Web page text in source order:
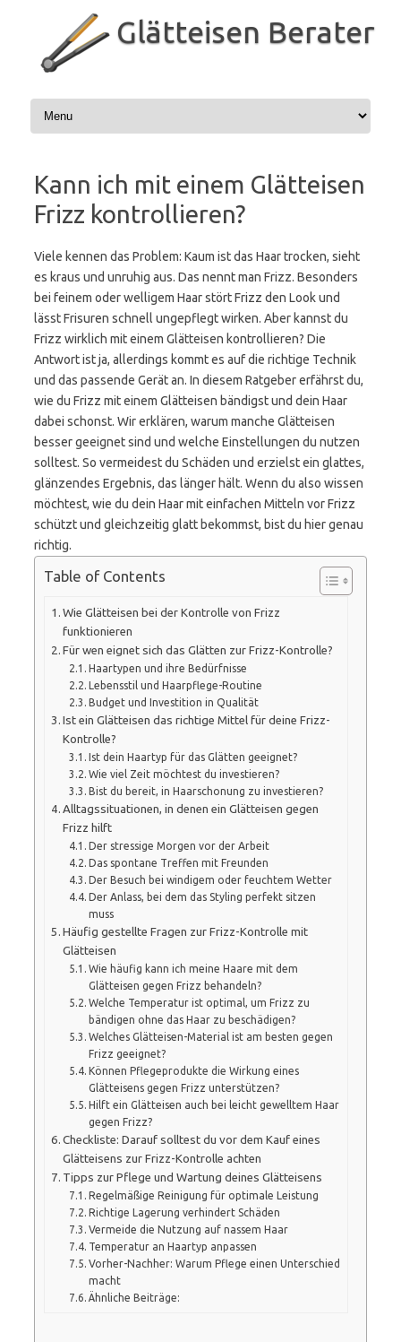
Glätteisen Berater
Kann ich mit einem Glätteisen
Frizz kontrollieren?
Viele kennen das Problem: Kaum ist das Haar trocken, sieht
es kraus und unruhig aus. Das nennt man Frizz. Besonders
bei feinem oder welligem Haar stört Frizz den Look und
lässt Frisuren schnell ungepflegt wirken. Aber kannst du
Frizz wirklich mit einem Glätteisen kontrollieren? Die
Antwort ist ja, allerdings kommt es auf die richtige Technik
und das passende Gerät an. In diesem Ratgeber erfährst du,
wie du Frizz mit einem Glätteisen bändigst und dein Haar
dabei schonst. Wir erklären, warum manche Glätteisen
besser geeignet sind und welche Einstellungen du nutzen
solltest. So vermeidest du Schäden und erzielst ein glattes,
glänzendes Ergebnis, das länger hält. Wenn du also wissen
möchtest, wie du dein Haar mit einfachen Mitteln vor Frizz
schützt und gleichzeitig glatt bekommst, bist du hier genau
richtig.
Table of Contents
Wie Glätteisen bei der Kontrolle von Frizz
funktionieren
Für wen eignet sich das Glätten zur Frizz-Kontrolle?
Haartypen und ihre Bedürfnisse
Lebensstil und Haarpflege-Routine
Budget und Investition in Qualität
Ist ein Glätteisen das richtige Mittel für deine Frizz-
Kontrolle?
Ist dein Haartyp für das Glätten geeignet?
Wie viel Zeit möchtest du investieren?
Bist du bereit, in Haarschonung zu investieren?
Alltagssituationen, in denen ein Glätteisen gegen
Frizz hilft
Der stressige Morgen vor der Arbeit
Das spontane Treffen mit Freunden
Der Besuch bei windigem oder feuchtem Wetter
Der Anlass, bei dem das Styling perfekt sitzen
muss
Häufig gestellte Fragen zur Frizz-Kontrolle mit
Glätteisen
Wie häufig kann ich meine Haare mit dem
Glätteisen gegen Frizz behandeln?
Welche Temperatur ist optimal, um Frizz zu
bändigen ohne das Haar zu beschädigen?
Welches Glätteisen-Material ist am besten gegen
Frizz geeignet?
Können Pflegeprodukte die Wirkung eines
Glätteisens gegen Frizz unterstützen?
Hilft ein Glätteisen auch bei leicht gewelltem Haar
gegen Frizz?
Checkliste: Darauf solltest du vor dem Kauf eines
Glätteisens zur Frizz-Kontrolle achten
Tipps zur Pflege und Wartung deines Glätteisens
Regelmäßige Reinigung für optimale Leistung
Richtige Lagerung verhindert Schäden
Vermeide die Nutzung auf nassem Haar
Temperatur an Haartyp anpassen
Vorher-Nachher: Warum Pflege einen Unterschied
macht
Ähnliche Beiträge: